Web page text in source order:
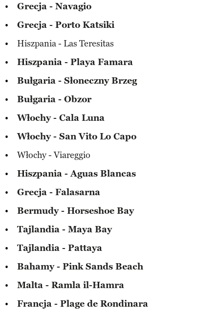
Grecja - Navagio
Grecja - Porto Katsiki
Hiszpania - Las Teresitas
Hiszpania - Playa Famara
Bułgaria - Słoneczny Brzeg
Bułgaria - Obzor
Włochy - Cala Luna
Włochy - San Vito Lo Capo
Włochy - Viareggio
Hiszpania - Aguas Blancas
Grecja - Falasarna
Bermudy - Horseshoe Bay
Tajlandia - Maya Bay
Tajlandia - Pattaya
Bahamy - Pink Sands Beach
Malta - Ramla il-Hamra
Francja - Plage de Rondinara